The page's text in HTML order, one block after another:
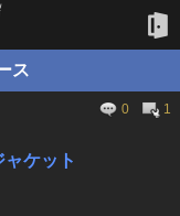
ス
0
1
ケット